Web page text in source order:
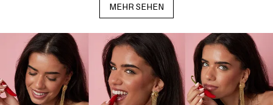
MEHR SEHEN